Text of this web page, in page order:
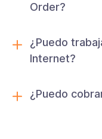
Order?
¿Puedo
Internet?
¿Puedo